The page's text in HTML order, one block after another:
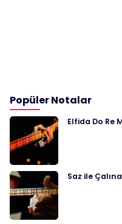
Popüler Notalar
Elfida Do Re
Saz ile